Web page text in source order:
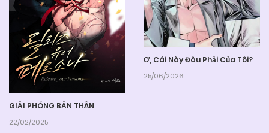
GIẢI PHÓNG BẢN THÂN
22/02/2025
Ơ, Cái Này Đâu Phải Của Tôi?
25/06/2026